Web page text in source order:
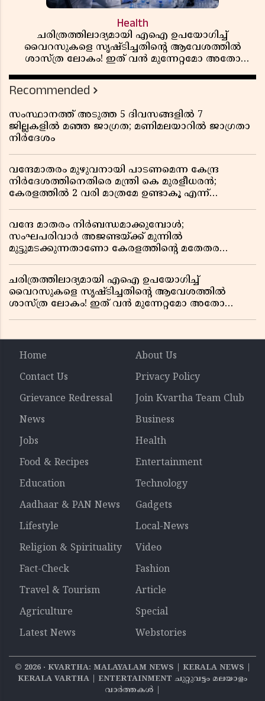
Health
ചരിത്രത്തിലാദ്യമായി എഐ ഉപയോഗിച്ച്
വൈറസുകളെ സൃഷ്ടിച്ചതിന്റെ ആവേശത്തിൽ
ശാസ്ത്ര ലോകം! ഇത് വൻ മുന്നേറ്റമോ അതോ
Recommended
സംസ്ഥാനത്ത് അടുത്ത 5 ദിവസങ്ങളിൽ 7
ജില്ലകളിൽ മഞ്ഞ ജാഗ്രത; മണിമലയാറിൽ ജാഗ്രതാ
നിർദേശം
വന്ദേമാതരം മുഴുവനായി പാടണമെന്ന കേന്ദ്ര
നിർദേശത്തിനെതിരെ മന്ത്രി കെ മുരളീധരൻ;
കേരളത്തിൽ 2 വരി മാത്രമേ ഉണ്ടാകൂ എന്ന്
വന്ദേ മാതരം നിർബന്ധമാക്കുമ്പോൾ;
സംഘപരിവാർ അജണ്ടയ്ക്ക് മുന്നിൽ
മുട്ടുമടക്കുന്നതാണോ കേരളത്തിന്റെ മതേതര
ചരിത്രത്തിലാദ്യമായി എഐ ഉപയോഗിച്ച്
വൈറസുകളെ സൃഷ്ടിച്ചതിന്റെ ആവേശത്തിൽ
ശാസ്ത്ര ലോകം! ഇത് വൻ മുന്നേറ്റമോ അതോ
Home
About Us
Contact Us
Privacy Policy
Grievance Redressal
Join Kvartha Team Club
News
Business
Jobs
Health
Food & Recipes
Entertainment
Education
Technology
Aadhaar & PAN News
Gadgets
Lifestyle
Local-News
Religion & Spirituality
Video
Fact-Check
Fashion
Travel & Tourism
Article
Agriculture
Special
Latest News
Webstories
© 2026‧ KVARTHA: MALAYALAM NEWS | KERALA NEWS |
KERALA VARTHA | ENTERTAINMENT ചുറ്റുവട്ടം മലയാളം
വാര്‍ത്തകൾ |